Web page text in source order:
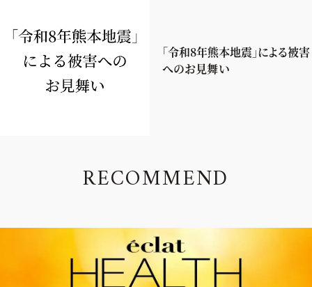
「令和8年熊本地震」による被害
へのお見舞い
RECOMMEND